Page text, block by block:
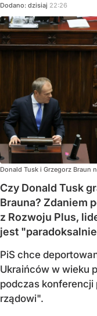
Dodano: dzisiaj 22:26
Donald Tusk i Grzegorz Braun
Czy Donald Tusk
Brauna? Zdaniem
z Rozwoju Plus,
jest
PiS chce
Ukraińców w wieku
podczas konferencji
rządowi".